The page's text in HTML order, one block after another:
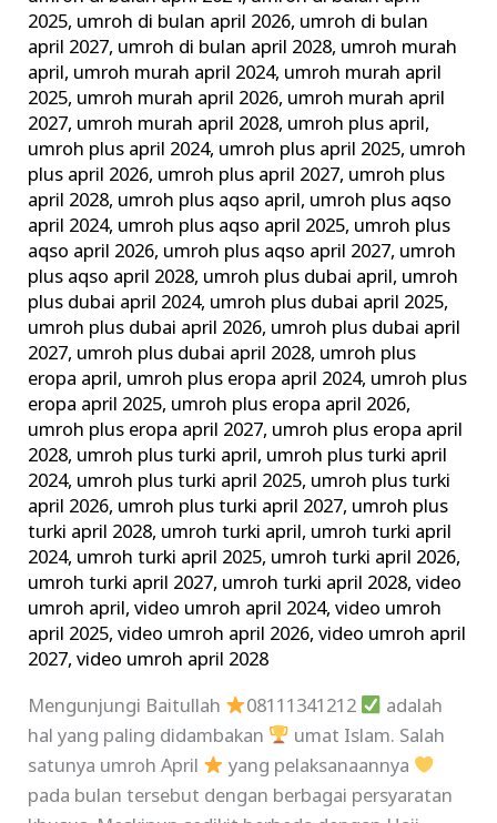
2025, umroh di bulan april 2026, umroh di bulan
april 2027, umroh di bulan april 2028, umroh murah
april, umroh murah april 2024, umroh murah april
2025, umroh murah april 2026, umroh murah april
2027, umroh murah april 2028, umroh plus april,
umroh plus april 2024, umroh plus april 2025, umroh
plus april 2026, umroh plus april 2027, umroh plus
april 2028, umroh plus aqso april, umroh plus aqso
april 2024, umroh plus aqso april 2025, umroh plus
aqso april 2026, umroh plus aqso april 2027, umroh
plus aqso april 2028, umroh plus dubai april, umroh
plus dubai april 2024, umroh plus dubai april 2025,
umroh plus dubai april 2026, umroh plus dubai april
2027, umroh plus dubai april 2028, umroh plus
eropa april, umroh plus eropa april 2024, umroh plus
eropa april 2025, umroh plus eropa april 2026,
umroh plus eropa april 2027, umroh plus eropa april
2028, umroh plus turki april, umroh plus turki april
2024, umroh plus turki april 2025, umroh plus turki
april 2026, umroh plus turki april 2027, umroh plus
turki april 2028, umroh turki april, umroh turki april
2024, umroh turki april 2025, umroh turki april 2026,
umroh turki april 2027, umroh turki april 2028,video
umroh april,video umroh april 2024,video umroh
april 2025,video umroh april 2026,video umroh april
2027,video umroh april 2028
Mengunjungi Baitullah
08111341212
adalah
hal yang paling didambakan
umat Islam. Salah
satunya umroh April
yang pelaksanaannya
pada bulan tersebut dengan berbagai persyaratan